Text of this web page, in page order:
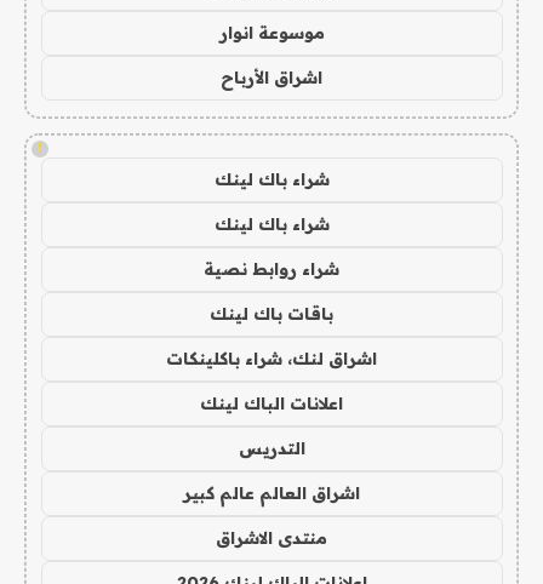
موسوعة انوار
اشراق الأرباح
!
شراء باك لينك
شراء باك لينك
شراء روابط نصية
باقات باك لينك
اشراق لنك، شراء باكلينكات
اعلانات الباك لينك
التدريس
اشراق العالم عالم كبير
منتدى الاشراق